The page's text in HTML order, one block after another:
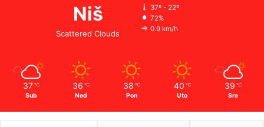
Niš
Scattered Clouds
37º - 22º
72%
0.9 km/h
37 ℃
Sub
36 ℃
Ned
38 ℃
Pon
40 ℃
Uto
39 ℃
Sre